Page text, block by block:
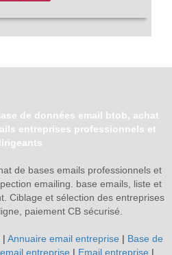
de données email btob, achat
entreprises professionnels et
de bases emails professionnels et
emailing. base emails, liste et
Ciblage et sélection des entreprises
paiement CB sécurisé.
| Annuaire email entreprise | Base de
entreprise | Email entreprise |